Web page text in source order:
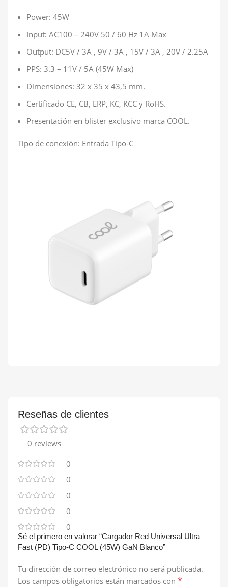
Power: 45W
Input: AC100 – 240V 50 / 60 Hz 1A Max
Output: DC5V / 3A , 9V / 3A , 15V / 3A , 20V / 2.25A
PPS: 3.3 – 11V / 5A (45W Max)
Dimensiones: 32 x 35 x 43,5 mm.
Certificado CE, CB, ERP, KC, KCC y RoHS.
Presentación en blister exclusivo marca COOL.
Tipo de conexión: Entrada Tipo-C
Reseñas de clientes
0 reviews
0
0
0
0
0
Sé el primero en valorar “Cargador Red Universal Ultra
Fast (PD) Tipo-C COOL (45W) GaN Blanco”
Tu dirección de correo electrónico no será publicada.
Los campos obligatorios están marcados con *